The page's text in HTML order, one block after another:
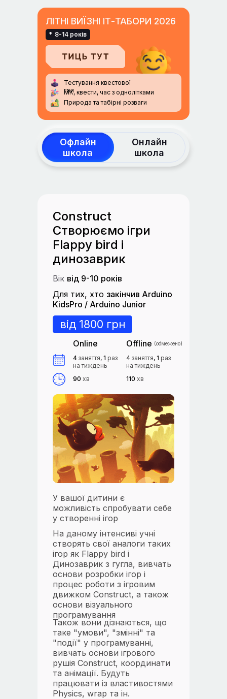
ЛІТНІ ВИЇЗНІ ІТ-ТАБОРИ 2026
Тестування квестової
гри
МК, квести, час з однолітками
Природа та табірні розваги
8-14 років
*
Офлайн
школа
Онлайн
школа
Construct
Створюємо ігри
Flappy bird і
динозаврик
від 1800 грн
Вік від 9-10 років
У вашої дитини є
можливість спробувати себе
у створенні ігор
На даному інтенсиві учні
створять свої аналоги таких
ігор як Flappy bird і
Динозаврик з гугла, вивчать
основи розробки ігор і
процес роботи з ігровим
движком Construct, а також
основи візуального
програмування
Також вони дізнаються, що
таке "умови", "змінні" та
"події" у програмуванні,
вивчать основи ігрового
рушія Construct, координати
та анімації. Будуть
працювати із властивостями
Physics, wrap та ін.
Online Offline
4 заняття, 1 раз
на тиждень
4 заняття, 1 раз
на тиждень
110 хв
90 хв
(обмежено)
Для тих, хто закінчив Arduino
KidsPro / Arduino Junior